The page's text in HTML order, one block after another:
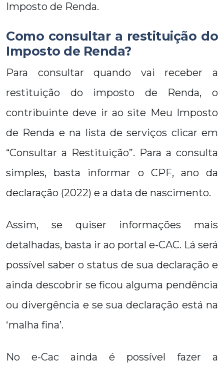
Imposto de Renda.
Como consultar a restituição do
Imposto de Renda?
Para consultar quando vai receber a
restituição do imposto de Renda, o
contribuinte deve ir ao site Meu Imposto
de Renda e na lista de serviços clicar em
“Consultar a Restituição”. Para a consulta
simples, basta informar o CPF, ano da
declaração (2022) e a data de nascimento.
Assim, se quiser informações mais
detalhadas, basta ir ao portal e-CAC. Lá será
possível saber o status de sua declaração e
ainda descobrir se ficou alguma pendência
ou divergência e se sua declaração está na
‘malha fina’.
No e-Cac ainda é possível fazer a